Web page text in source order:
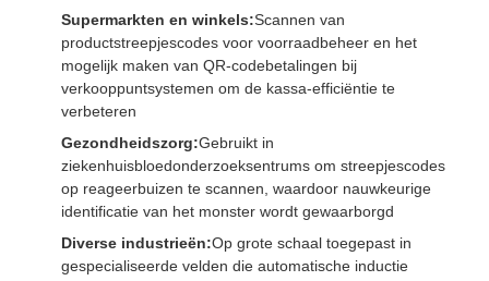
Supermarkten en winkels:Scannen van
productstreepjescodes voor voorraadbeheer en het
mogelijk maken van QR-codebetalingen bij
verkooppuntsystemen om de kassa-efficiëntie te
verbeteren
Gezondheidszorg:Gebruikt in
ziekenhuisbloedonderzoeksentrums om streepjescodes
op reageerbuizen te scannen, waardoor nauwkeurige
identificatie van het monster wordt gewaarborgd
Diverse industrieën:Op grote schaal toegepast in
gespecialiseerde velden die automatische inductie